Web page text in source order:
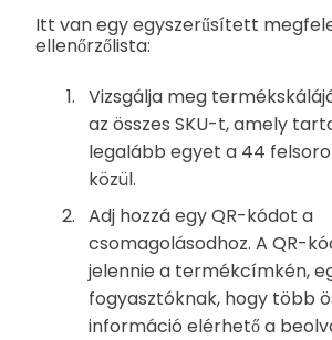
Itt van egy egyszerűsített
ellenőrzőlista:
Vizsgálja meg
az összes SKU-t, amely
legalább egyet a 44
közül.
Adj hozzá egy QR-kódot a
csomagolásodhoz. A QR-
jelennie a termékcímkén,
fogyasztóknak, hogy több
információ elérhető a